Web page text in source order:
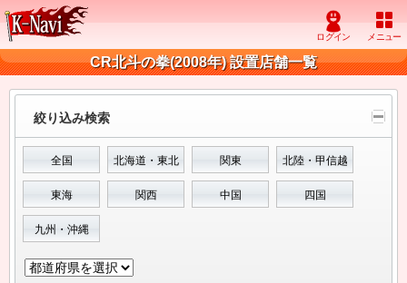
CR北斗の拳(2008年) 設置店舗一覧
絞り込み検索
全国 北海道・東北 関東 北陸・甲信越
東海 関西 中国 四国
九州・沖縄